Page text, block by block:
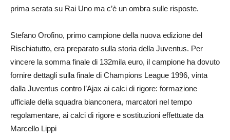
prima serata su Rai Uno ma c’è un ombra sulle risposte.
Stefano Orofino, primo campione della nuova edizione del
Rischiatutto, era preparato sulla storia della Juventus. Per
vincere la somma finale di 132mila euro, il campione ha dovuto
fornire dettagli sulla finale di Champions League 1996, vinta
dalla Juventus contro l’Ajax ai calci di rigore: formazione
ufficiale della squadra bianconera, marcatori nel tempo
regolamentare, ai calci di rigore e sostituzioni effettuate da
Marcello Lippi